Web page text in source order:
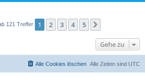
121 Treffer 1 2 3 4 5
Gehe zu
Alle Zeiten sind UTC
Alle Cookies löschen